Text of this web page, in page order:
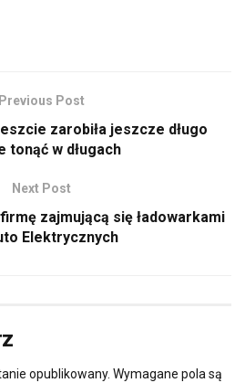
Previous Post
zarobiła jeszcze długo
tonąć w długach
Next Post
zajmującą się ładowarkami
Elektrycznych
opublikowany. Wymagane pola są